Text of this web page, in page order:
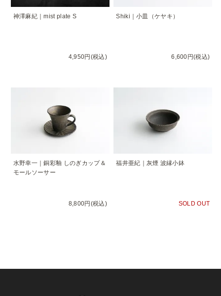
神澤麻紀｜mist plate S
4,950円(税込)
Shiki｜小皿（ケヤキ）
6,600円(税込)
水野幸一｜銅彩釉 しのぎカップ＆
モールソーサー
8,800円(税込)
福井亜紀｜灰煙 波縁小鉢
SOLD OUT